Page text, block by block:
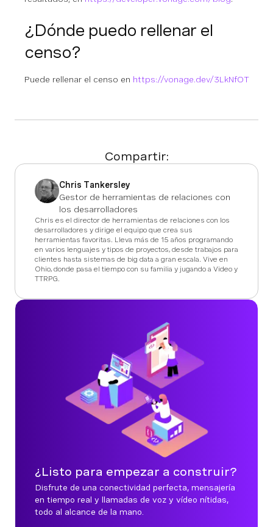
¿Dónde puedo rellenar el
censo?
Puede rellenar el censo en https://vonage.dev/3LkNfOT
Compartir:
Chris Tankersley
Gestor de herramientas de relaciones con
los desarrolladores
Chris es el director de herramientas de relaciones con los
desarrolladores y dirige el equipo que crea sus
herramientas favoritas. Lleva más de 15 años programando
en varios lenguajes y tipos de proyectos, desde trabajos para
clientes hasta sistemas de big data a gran escala. Vive en
Ohio, donde pasa el tiempo con su familia y jugando a Video y
TTRPG.
¿Listo para empezar a construir?
Disfrute de una conectividad perfecta, mensajería
en tiempo real y llamadas de voz y vídeo nítidas,
todo al alcance de la mano.